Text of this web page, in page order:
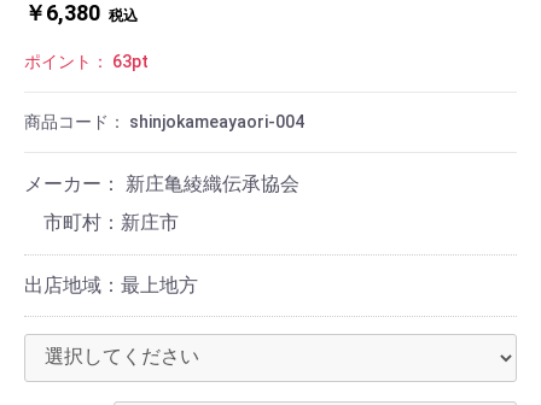
￥6,380 税込
ポイント： 63pt
商品コード： shinjokameayaori-004
メーカー： 新庄亀綾織伝承協会
新庄市
出店地域：最上地方